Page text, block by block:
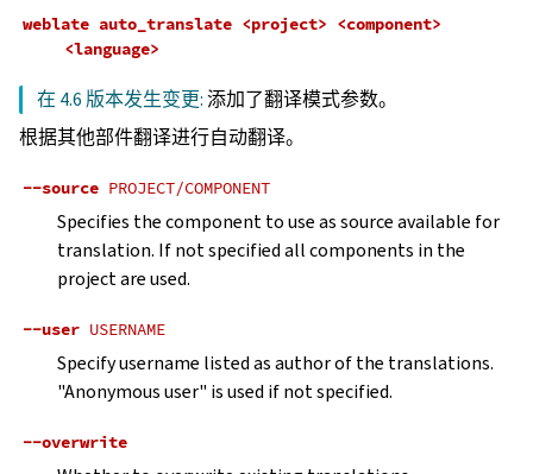
weblate auto_translate <project> <component>
<language>
在 4.6 版本发生变更:添加了翻译模式参数。
根据其他部件翻译进行自动翻译。
--source PROJECT/COMPONENT
Specifies the component to use as source available for
translation. If not specified all components in the
project are used.
--user USERNAME
Specify username listed as author of the translations.
"Anonymous user" is used if not specified.
--overwrite